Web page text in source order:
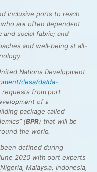
inclusive ports to reach
are often dependent
and social fabric; and
and well-being at all-
Nations Development
desa/da/da-
requests from port
of a
package called
(BPR) that will be
the world.
defined during
2020 with port experts
Malaysia, Indonesia,